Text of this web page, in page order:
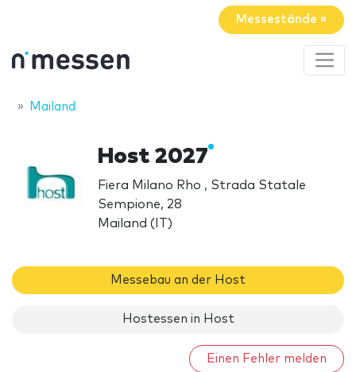
Messestände »
Mailand
Host 2027
Fiera Milano Rho , Strada Statale
Sempione, 28
Mailand (IT)
Messebau an der Host
Hostessen in Host
Einen Fehler melden